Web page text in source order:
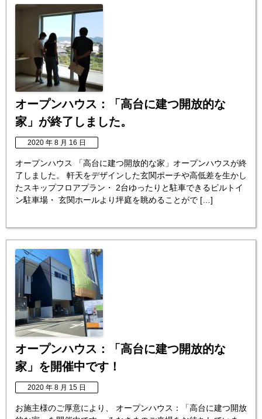
オープンハウス：「高台に建つ開放的な
家」が終了しました。
2020 年 8 月 16 日
オープンハウス 「高台に建つ開放的な家」オープンハウスが終
了しました。 軒天をデザインした玄関ポーチや高低差を生かし
たスキップフロアプラン・ 2台ゆったりと駐車できるビルトイ
ン駐車場・ 玄関ホールより坪庭を眺めることがで […]
オープンハウス：「高台に建つ開放的な
家」を開催中です！
2020 年 8 月 15 日
お施主様のご厚意により、 オープンハウス：「高台に建つ開放